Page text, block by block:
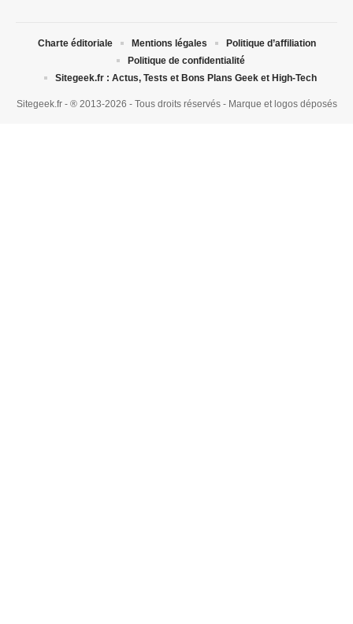
Sitegeek.fr - ® 2013-2026 - Tous droits réservés - Marque et logos déposés
Charte éditoriale Mentions légales
Politique d’affiliation
Politique de confidentialité
Sitegeek.fr : Actus, Tests et Bons Plans Geek et High-Tech